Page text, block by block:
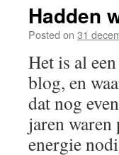
Hadden
Posted on 31
Het is al
blog, en
dat nog
jaren
energie